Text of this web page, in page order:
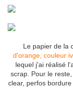
Le papier de la
d'orange, couleur
lequel j'ai réalisé
scrap. Pour le
clear, perfos